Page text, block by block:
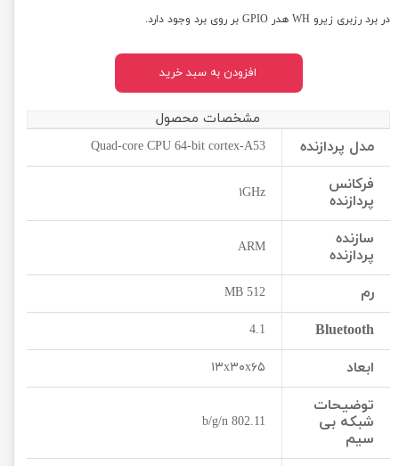
در برد رزبری زیرو WH هدر GPIO بر روی برد وجود دارد.
افزودن به سبد خرید
مشخصات محصول
مدل پردازنده Quad-core CPU 64-bit cortex-A53
فرکانس
پردازنده
۱GHz
سازنده
پردازنده
ARM
رم 512 MB
Bluetooth
4.1
ابعاد ۱۳x۳۰x۶۵
توضیحات
شبکه بی
سیم
802.11 b/g/n